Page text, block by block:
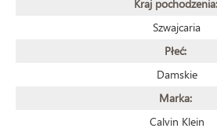
Kraj pochodzenia:
Szwajcaria
Płeć:
Damskie
Marka:
Calvin Klein